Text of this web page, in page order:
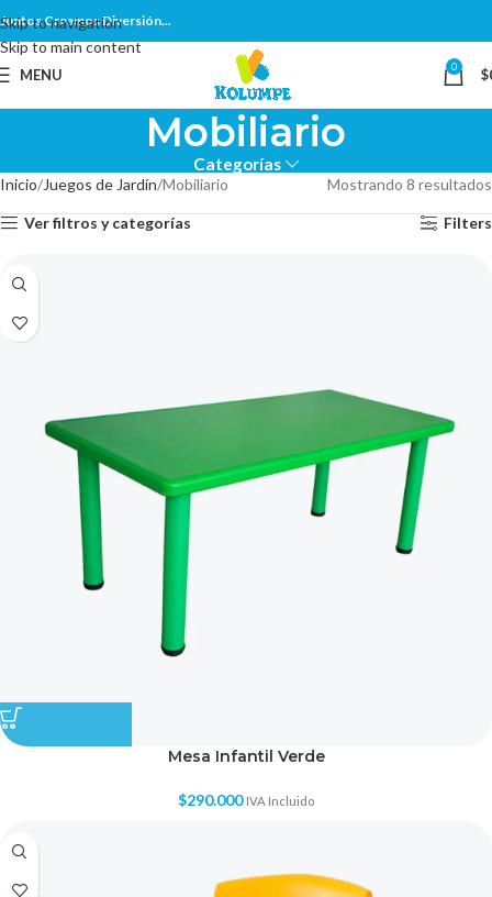
Skip to navigation
Skip to main content
Juntos Creamos Diversión...
MENU 0 $
Mobiliario
Categorías
Inicio Juegos de Jardín Mobiliario Mostrando 8 resultados
Ver filtros y categorías Filters
Mesa Infantil Verde
$290.000 IVA Incluido